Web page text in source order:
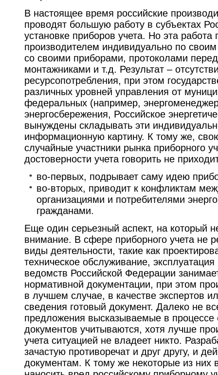
В настоящее время российские
проводят большую работу в субъектах
установке приборов учета. Но эта
производителем индивидуально по
со своими приборами, протоколами
монтажниками и т.д. Результат –
ресурсопотребления, при этом
различных уровней управления от
федеральных (например,
энергосбережения, Российское
вынуждены складывать эти
информационную картину. К тому же,
случайные участники рынка приборного
достоверности учета говорить не
во-первых, подрывает саму идею
во-вторых, приводит к конфликтам
организациями и потребителями
гражданами.
Еще один серьезный аспект, на который
внимание. В сфере приборного учета не
виды деятельности, такие как
техническое обслуживание,
ведомств Российской Федерации
нормативной документации, при этом
в лучшем случае, в качестве экспертов
сведения готовый документ. Далеко не
предложения высказываемые в процессе
документов учитываются, хотя лучше
учета ситуацией не владеет никто.
зачастую противоречат и друг другу, и
документам. К тому же некоторые из них